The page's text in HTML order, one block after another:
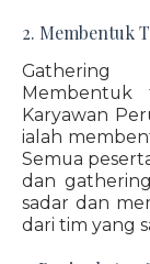
2. Membentuk
Gathering
Membentuk
Karyawan
ialah
Semua
dan
sadar dan
dari tim yang